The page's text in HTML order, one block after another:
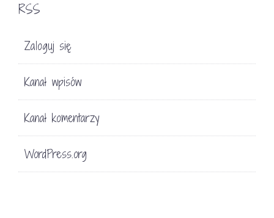
RSS
Zaloguj się
Kanał wpisów
Kanał komentarzy
WordPress.org